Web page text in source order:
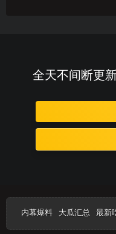
全天不间断更
内幕爆料 大瓜汇总 最新